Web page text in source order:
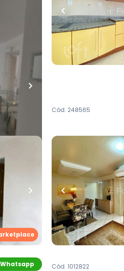
Whatsapp
Apartamento •
Aluísio De
Hamburgo/RS
Rua Aluísio de
Novo Hamburgo
Cód. 248565
RS
Hamburgo
Whatsapp
390.000,00
72 m²•2quartos•1
Apartamento
Avenida Nicolau
Novo Hamburgo
Cód. 1012822